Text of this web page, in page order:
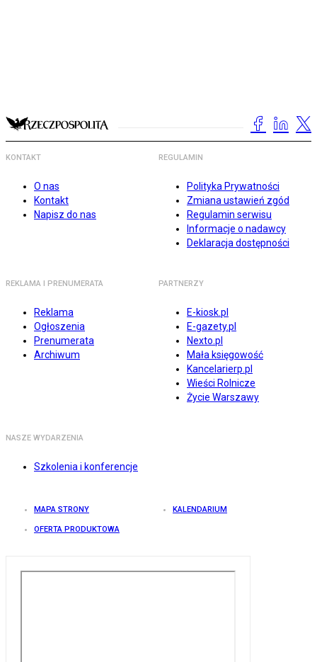
KONTAKT
O nas
Kontakt
Napisz do nas
REGULAMIN
Polityka Prywatności
Zmiana ustawień zgód
Regulamin serwisu
Informacje o nadawcy
Deklaracja dostępności
REKLAMA I PRENUMERATA
Reklama
Ogłoszenia
Prenumerata
Archiwum
PARTNERZY
E-kiosk.pl
E-gazety.pl
Nexto.pl
Mała księgowość
Kancelarierp.pl
Wieści Rolnicze
Życie Warszawy
NASZE WYDARZENIA
Szkolenia i konferencje
MAPA STRONY KALENDARIUM
OFERTA PRODUKTOWA